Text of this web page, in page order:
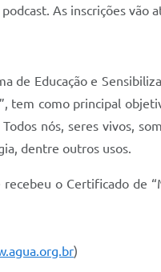
As inscrições
de Educação e
tem como principal
nós, seres vivos,
dentre outros usos.
o Certificado de
)